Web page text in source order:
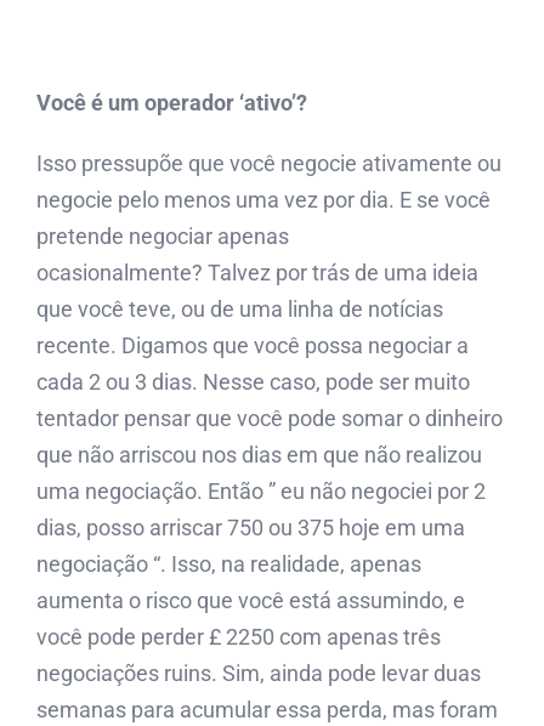
Você é um operador ‘ativo’?
Isso pressupõe que você negocie ativamente ou
negocie pelo menos uma vez por dia. E se você
pretende negociar apenas
ocasionalmente? Talvez por trás de uma ideia
que você teve, ou de uma linha de notícias
recente. Digamos que você possa negociar a
cada 2 ou 3 dias. Nesse caso, pode ser muito
tentador pensar que você pode somar o dinheiro
que não arriscou nos dias em que não realizou
uma negociação. Então ” eu não negociei por 2
dias, posso arriscar 750 ou 375 hoje em uma
negociação “. Isso, na realidade, apenas
aumenta o risco que você está assumindo, e
você pode perder £ 2250 com apenas três
negociações ruins. Sim, ainda pode levar duas
semanas para acumular essa perda, mas foram